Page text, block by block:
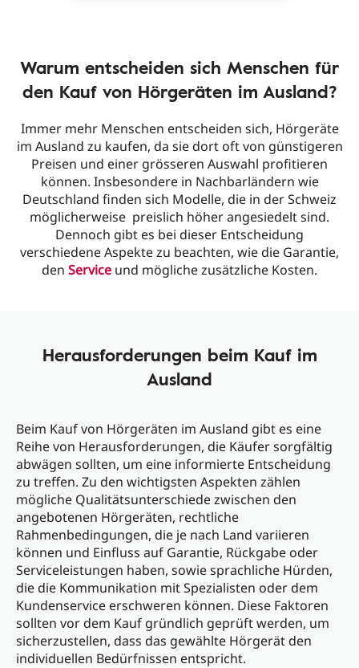
Warum entscheiden sich Menschen für
den Kauf von Hörgeräten im Ausland?
Immer mehr Menschen entscheiden sich, Hörgeräte
im Ausland zu kaufen, da sie dort oft von günstigeren
Preisen und einer grösseren Auswahl profitieren
können. Insbesondere in Nachbarländern wie
Deutschland finden sich Modelle, die in der Schweiz
möglicherweise preislich höher angesiedelt sind.
Dennoch gibt es bei dieser Entscheidung
verschiedene Aspekte zu beachten, wie die Garantie,
den Service und mögliche zusätzliche Kosten.
Herausforderungen beim Kauf im
Ausland
Beim Kauf von Hörgeräten im Ausland gibt es eine
Reihe von Herausforderungen, die Käufer sorgfältig
abwägen sollten, um eine informierte Entscheidung
zu treffen. Zu den wichtigsten Aspekten zählen
mögliche Qualitätsunterschiede zwischen den
angebotenen Hörgeräten, rechtliche
Rahmenbedingungen, die je nach Land variieren
können und Einfluss auf Garantie, Rückgabe oder
Serviceleistungen haben, sowie sprachliche Hürden,
die die Kommunikation mit Spezialisten oder dem
Kundenservice erschweren können. Diese Faktoren
sollten vor dem Kauf gründlich geprüft werden, um
sicherzustellen, dass das gewählte Hörgerät den
individuellen Bedürfnissen entspricht.